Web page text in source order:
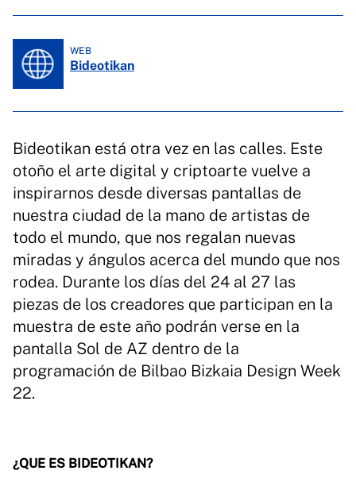
WEB
Bideotikan
Bideotikan está otra vez en las calles. Este
otoño el arte digital y criptoarte vuelve a
inspirarnos desde diversas pantallas de
nuestra ciudad de la mano de artistas de
todo el mundo, que nos regalan nuevas
miradas y ángulos acerca del mundo que nos
rodea. Durante los días del 24 al 27 las
piezas de los creadores que participan en la
muestra de este año podrán verse en la
pantalla Sol de AZ dentro de la
programación de Bilbao Bizkaia Design Week
22.
¿QUE ES BIDEOTIKAN?